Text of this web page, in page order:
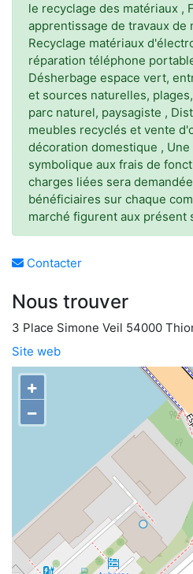
le recyclage des matériaux ,
apprentissage de travaux de
Recyclage matériaux
réparation téléphone
Désherbage espace vert,
et sources naturelles,
parc naturel, paysagiste ,
meubles recyclés et vente
décoration domestique ,
symbolique aux frais de
charges liées sera
bénéficiaires sur chaque
marché figurent aux présent
Contacter
Nous trouver
3 Place Simone Veil 54000
Site web
+
−